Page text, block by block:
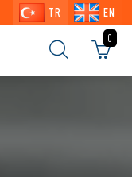
TR EN
0